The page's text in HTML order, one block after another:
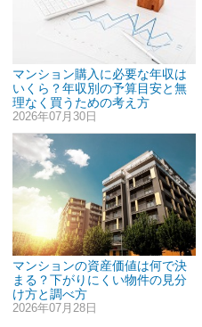
マンション購入に必要な年収は
いくら？年収別の予算目安と無
理なく買うための考え方
2026年07月30日
マンションの資産価値は何で決
まる？下がりにくい物件の見分
け方と調べ方
2026年07月28日